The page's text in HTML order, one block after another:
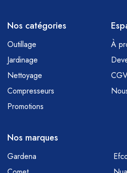
Nos catégories
Outillage
Jardinage
Nettoyage
Compresseurs
Promotions
À
Nos marques
Gardena